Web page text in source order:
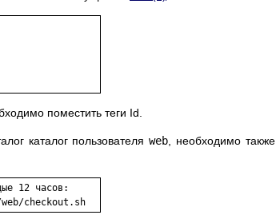
поместить теги Id.
каталог пользователяweb , необходимо также
12 часов: